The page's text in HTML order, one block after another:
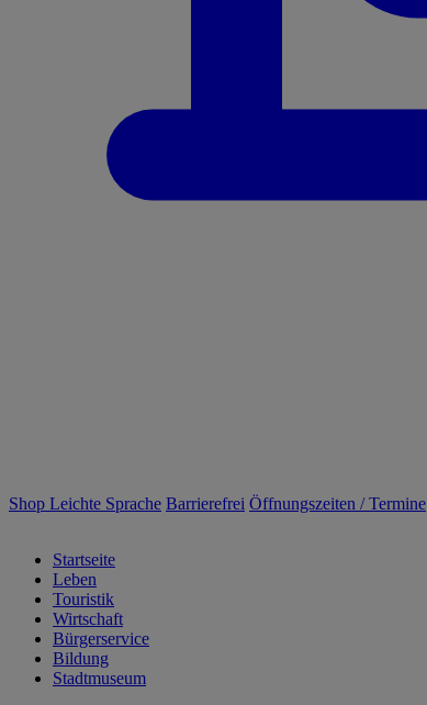
Shop Leichte Sprache Barrierefrei Öffnungszeiten / Termine
Startseite
Leben
Touristik
Wirtschaft
Bürgerservice
Bildung
Stadtmuseum